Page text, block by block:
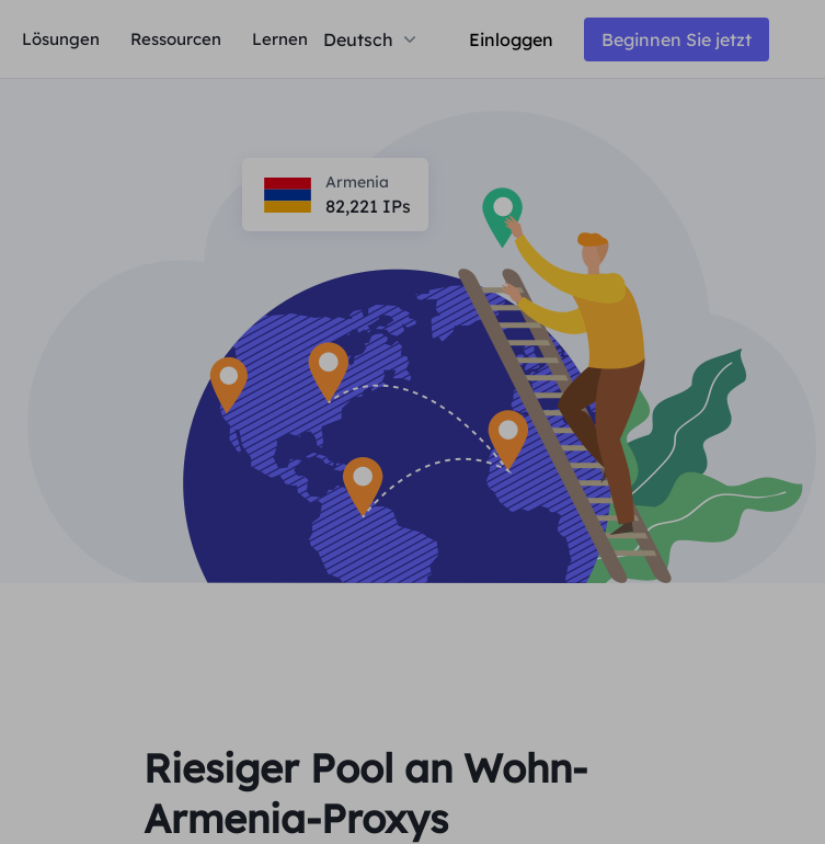
Lösungen Ressourcen Lernen Deutsch Einloggen Beginnen Sie jetzt
Armenia
82,221 IPs
Riesiger Pool an Wohn-
Armenia-Proxys